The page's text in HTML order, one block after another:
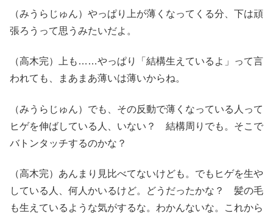
（みうらじゅん）やっぱり上が薄くなってくる分、下は頑
張ろうって思うみたいだよ。
（高木完）上も……やっぱり「結構生えているよ」って言
われても、まあまあ薄いは薄いからね。
（みうらじゅん）でも、その反動で薄くなっている人って
ヒゲを伸ばしている人、いない？ 結構周りでも。そこで
バトンタッチするのかな？
（高木完）あんまり見比べてないけども。でもヒゲを生や
している人、何人かいるけど。どうだったかな？ 髪の毛
も生えているような気がするな。わかんないな。これから